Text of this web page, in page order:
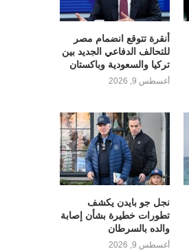
أنقرة تتوقع انضمام مصر
للتحالف الدفاعي الجديد بين
تركيا والسعودية وباكستان
أغسطس 9, 2026
نجل جو بايدن يكشف
تطورات خطيرة بشأن إصابة
والده بالسرطان
أغسطس 9, 2026